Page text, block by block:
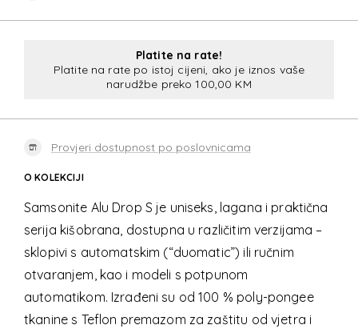
Platite na rate!
Platite na rate po istoj cijeni, ako je iznos vaše
narudžbe preko 100,00 KM
Provjeri dostupnost po poslovnicama
O KOLEKCIJI
Samsonite Alu Drop S je uniseks, lagana i praktična
serija kišobrana, dostupna u različitim verzijama –
sklopivi s automatskim (“duomatic”) ili ručnim
otvaranjem, kao i modeli s potpunom
automatikom. Izrađeni su od 100 % poly-pongee
tkanine s Teflon premazom za zaštitu od vjetra i